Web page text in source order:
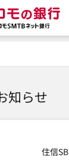
知らせ
住信